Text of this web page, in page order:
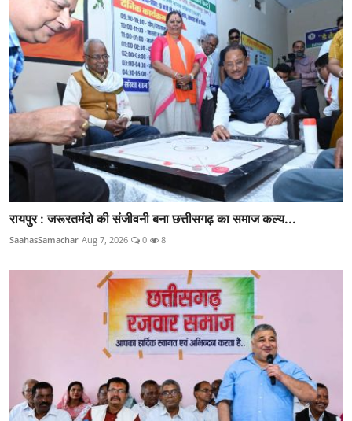
रायपुर : जरूरतमंदो की संजीवनी बना छत्तीसगढ़ का समाज कल्य...
SaahasSamachar Aug 7, 2026 0 8